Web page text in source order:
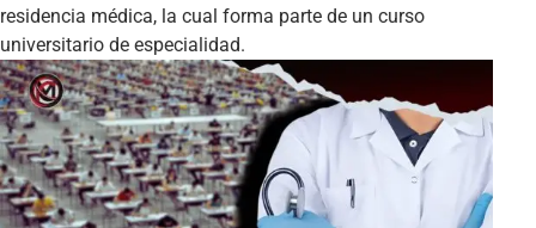
residencia médica, la cual forma parte de un curso
universitario de especialidad.